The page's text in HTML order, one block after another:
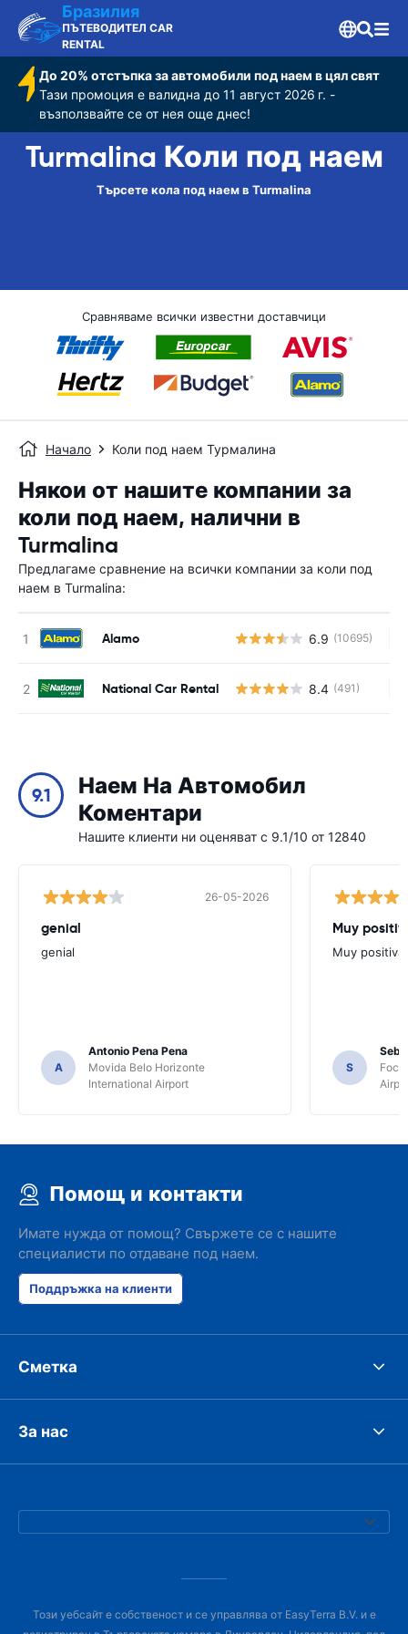
Бразилия
ПЪТЕВОДИТЕЛ CAR
RENTAL
До 20% отстъпка за автомобили под наем в цял свят
Тази промоция е валидна до 11 август 2026 г. -
възползвайте се от нея още днес!
Turmalina Коли под наем
Търсете кола под наем в Turmalina
Сравняваме всички известни доставчици
Начало Коли под наем Турмалина
Някои от нашите компании за
коли под наем, налични в
Turmalina
Предлагаме сравнение на всички компании за коли под
наем в Turmalina:
Alamo 6.9 (10695)
National Car Rental 8.4 (491)
9.1
Наем На Автомобил
Коментари
Нашите клиенти ни оценяват с 9.1/10 от 12840
26-05-2026
genial
genial
A
Antonio Pena Pena
Movida Belo Horizonte
International Airport
Muy
Muy positiva
S
Foco
Помощ и контакти
Имате нужда от помощ? Свържете се с нашите
специалисти по отдаване под наем.
Поддръжка на клиенти
Сметка
За нас
Този уебсайт е собственост и се управлява от EasyTerra B.V. и е